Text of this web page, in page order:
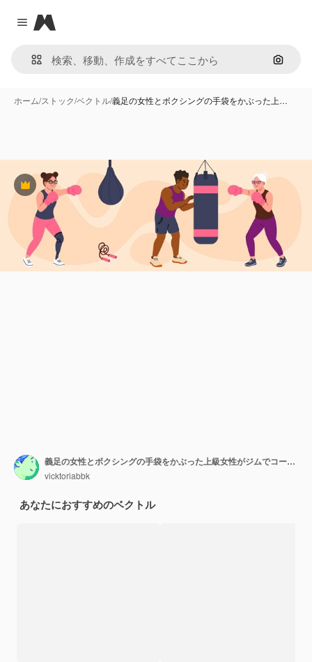
Close menu
Magnific
画像で
ホーム/ストック/ベクトル/義足の女性とボクシングの手袋をかぶった上…
Premium
義足の女性とボクシングの手袋をかぶった上級女性がジムでコーチとトレーニングしています
vicktoriabbk
あなたにおすすめのベクトル